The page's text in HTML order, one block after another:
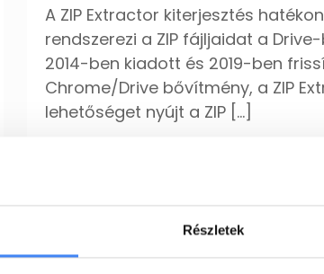
Részletek
A ZIP Extractor kiterjesztés
rendszerezi a ZIP fájljaidat a
2014-ben kiadott és 2019-ben
Chrome/Drive bővítmény, a ZIP
lehetőséget nyújt a ZIP […]